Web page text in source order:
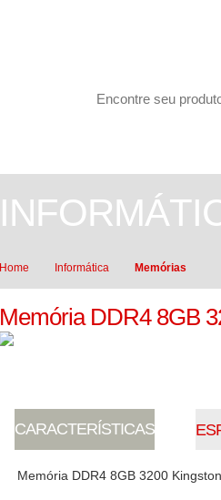
Home Informática Memórias
Memória DDR4 8GB
CARACTERÍSTICAS
Memória DDR4 8GB 3200 Kingston